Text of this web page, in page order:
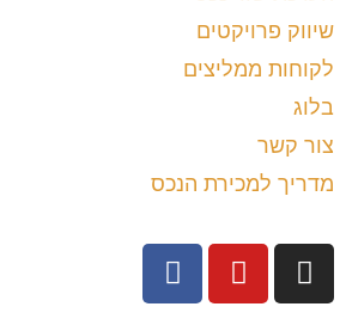
שיווק פרויקטים
לקוחות ממליצים
בלוג
צור קשר
מדריך למכירת הנכס